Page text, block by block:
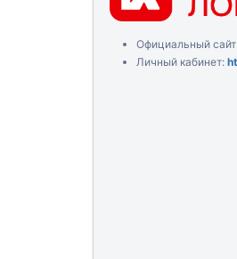
Официальный
Личный кабинет: